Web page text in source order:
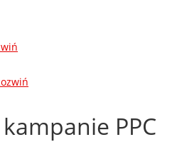
PPC